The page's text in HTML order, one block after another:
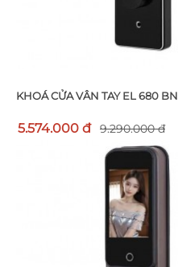
KHOÁ CỬA VÂN TAY EL 680 BN
5.574.000 đ 9.290.000 đ